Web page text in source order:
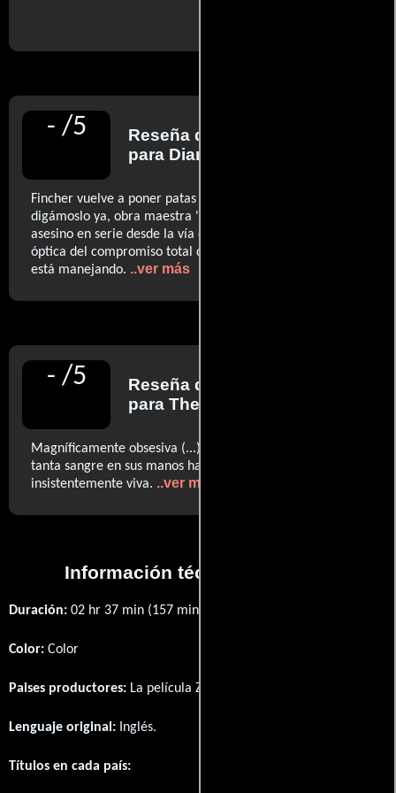
- /5 Reseña de
para Diario El País
Fincher vuelve a poner patas arriba el género con la,
digámoslo ya, obra maestra 'Zodiac', reinvención del
asesino en serie desde la vía de la austeridad, desde la
óptica del compromiso total del autor con el material que
está manejando. ..ver más
- /5 Reseña de
para The New York Times
Magníficamente obsesiva (...) Rara vez una película con
tanta sangre en sus manos ha parecido tan
insistentemente viva. ..ver más
Información técnica y general
Duración: 02 hr 37 min (157 minutos) .
Color: Color
Paises productores: La película Zodiac fué producida en
Lenguaje original: Inglés.
Títulos en cada país: